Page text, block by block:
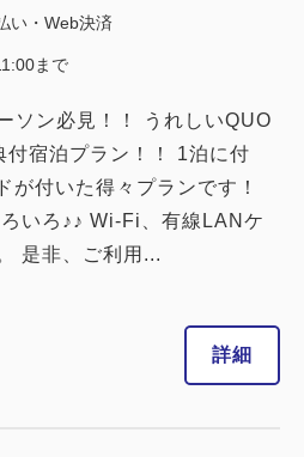
い・Web決済
まで
ソン必見！！ うれしいQUO
宿泊プラン！！ 1泊に付
が付いた得々プランです！
いろ♪♪ Wi-Fi、有線LANケ
是非、ご利用...
詳細